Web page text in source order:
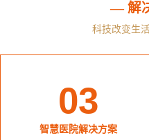
— 解
科技改变生
03
智慧医院解决方案